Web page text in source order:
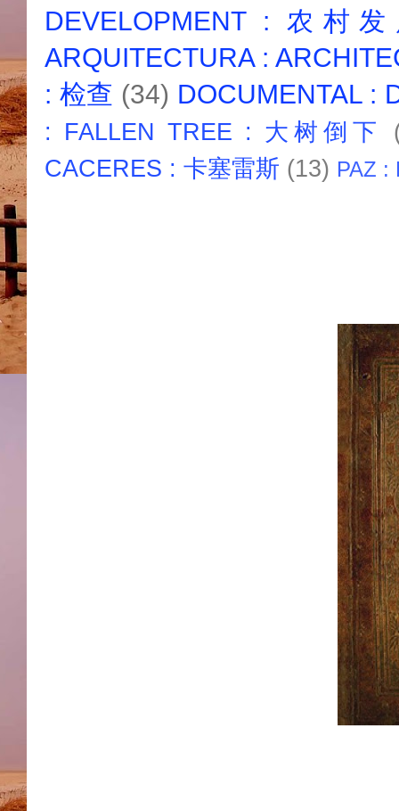
DEVELOPMENT : 农村
ARQUITECTURA :
: 检查 (34) DOCUMENTAL :
: FALLEN TREE : 大树倒下
CACERES : 卡塞雷斯 (13) PAZ :